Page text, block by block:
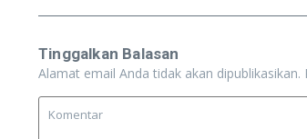
Tinggalkan Balasan
Alamat email Anda tidak akan dipublikasikan.